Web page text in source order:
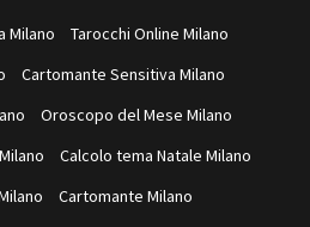
Milano
Tarocchi Online Milano
Cartomante Sensitiva Milano
Oroscopo del Mese Milano
Calcolo tema Natale Milano
Cartomante Milano